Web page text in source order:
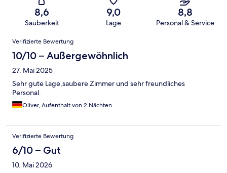
8,6
Sauberkeit
9,0
Lage
8,8
Personal & Service
Bewertungen
Verifizierte Bewertung
10/10 – Außergewöhnlich
27. Mai 2025
Sehr gute Lage,saubere Zimmer und sehr freundliches
Personal.
Oliver, Aufenthalt von 2 Nächten
Verifizierte Bewertung
6/10 – Gut
10. Mai 2026